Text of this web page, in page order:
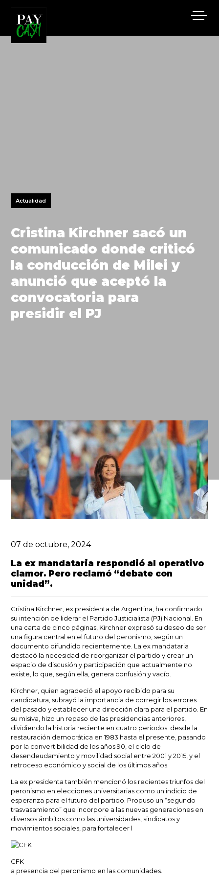
Actualidad
Cristina Kirchner sacó un
comunicado donde criticó
la conducción de Milei y
anunció que aceptó la
convocatoria para
presidir el PJ
07 de octubre, 2024
La ex mandataria respondió al operativo
clamor. Pero reclamó “debate con
unidad”.
Cristina Kirchner , ex presidenta de Argentina, ha confirmado
su intención de liderar el Partido Justicialista (PJ) Nacional . En
una carta de cinco páginas, Kirchner expresó su deseo de ser
una figura central en el futuro del peronismo, según un
documento difundido recientemente. La ex mandataria
destacó la necesidad de reorganizar el partido y crear un
espacio de discusión y participación que actualmente no
existe, lo que, según ella, genera confusión y vacío.
Kirchner, quien agradeció el apoyo recibido para su
candidatura, subrayó la importancia de corregir los errores
del pasado y establecer una dirección clara para el partido. En
su misiva, hizo un repaso de las presidencias anteriores,
dividiendo la historia reciente en cuatro periodos: desde la
restauración democrática en 1983 hasta el presente, pasando
por la convertibilidad de los años 90, el ciclo de
desendeudamiento y movilidad social entre 2001 y 2015, y el
retroceso económico y social de los últimos años.
La ex presidenta también mencionó los recientes triunfos del
peronismo en elecciones universitarias como un indicio de
esperanza para el futuro del partido. Propuso un “segundo
trasvasamiento” que incorpore a las nuevas generaciones en
diversos ámbitos como las universidades, sindicatos y
movimientos sociales, para fortalecer l
CFK
a presencia del peronismo en las comunidades.